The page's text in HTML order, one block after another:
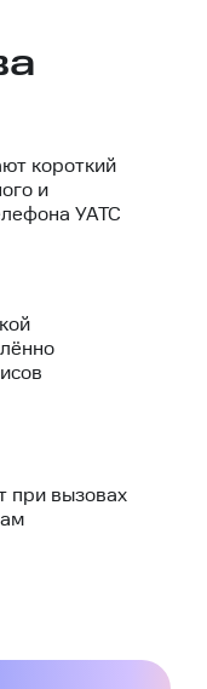
короткий
и
УАТС
при вызовах